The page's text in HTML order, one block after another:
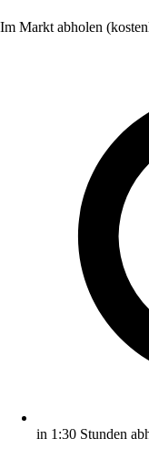
Im Markt abholen
in 1:30 Stunden